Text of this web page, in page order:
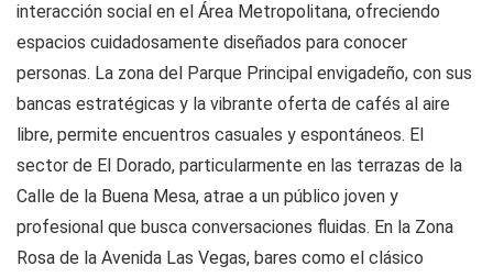
interacción social en el Área Metropolitana, ofreciendo
espacios cuidadosamente diseñados para conocer
personas. La zona del Parque Principal envigadeño, con sus
bancas estratégicas y la vibrante oferta de cafés al aire
libre, permite encuentros casuales y espontáneos. El
sector de El Dorado, particularmente en las terrazas de la
Calle de la Buena Mesa, atrae a un público joven y
profesional que busca conversaciones fluidas. En la Zona
Rosa de la Avenida Las Vegas, bares como el clásico